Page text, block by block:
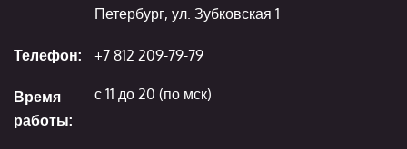
Петербург, ул. Зубковская 1
Телефон: +7 812 209-79-79
Время
работы:
с 11 до 20 (по мск)